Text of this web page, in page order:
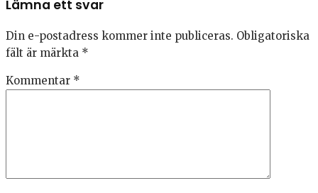
Lämna ett svar
Din e-postadress kommer inte publiceras. Obligatoriska
fält är märkta *
Kommentar *